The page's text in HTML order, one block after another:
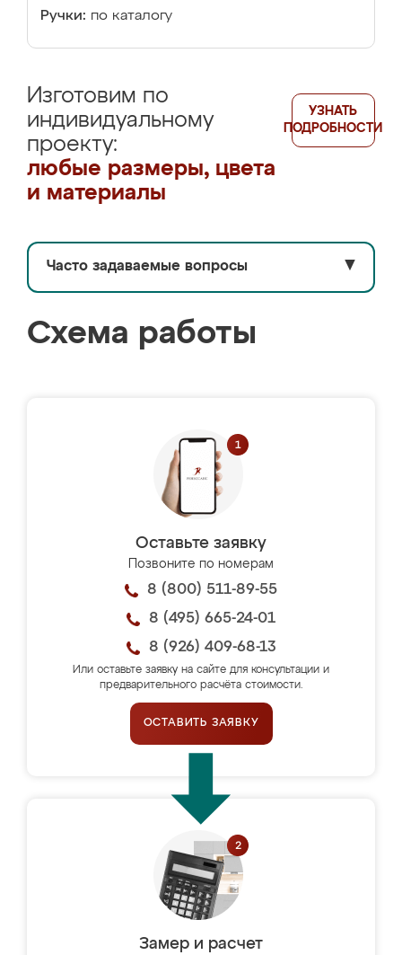
Ручки: по каталогу
Изготовим по
индивидуальному
проекту:
любые размеры, цвета
и материалы
УЗНАТЬ
ПОДРОБНОСТИ
Часто задаваемые вопросы ▼
Схема работы
Оставьте заявку
Позвоните по номерам
8 (800) 511-89-55
8 (495) 665-24-01
8 (926) 409-68-13
Или оставьте заявку на сайте для консультации и
предварительного расчёта стоимости.
ОСТАВИТЬ ЗАЯВКУ
Замер и расчет